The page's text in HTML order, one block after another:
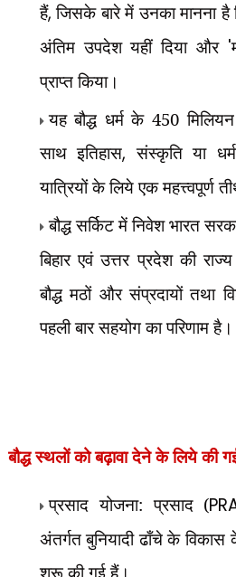
हैं,जिसके बारे में उनका मानना ​​है
अंतिम उपदेश यहीं दिया और '
प्राप्त किया।
यह बौद्ध धर्म के 450
साथ इतिहास,संस्कृति या
यात्रियों के लिये एक महत्त्वपूर्ण
बौद्ध सर्किट में निवेश भारत
बिहार एवं उत्तर प्रदेश की
बौद्ध मठों और संप्रदायों तथा
पहली बार सहयोग का परिणाम है।
बौद्ध स्थलों को बढ़ावा देने के लिये की
प्रसाद योजना: प्रसाद (
अंतर्गत बुनियादी ढाँचे के विकास
शुरू की गई हैं।